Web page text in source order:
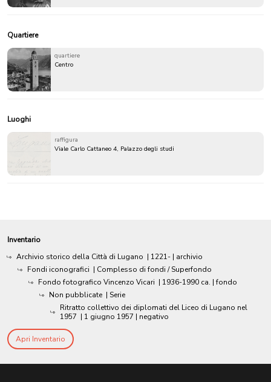
Quartiere
quartiere
Centro
Luoghi
raffigura
Viale Carlo Cattaneo 4, Palazzo degli studi
Inventario
Archivio storico della Città di Lugano | 1221- | archivio
Fondi iconografici | Complesso di fondi / Superfondo
Fondo fotografico Vincenzo Vicari | 1936-1990 ca. | fondo
Non pubblicate | Serie
Ritratto collettivo dei diplomati del Liceo di Lugano nel
1957 | 1 giugno 1957 | negativo
Apri Inventario